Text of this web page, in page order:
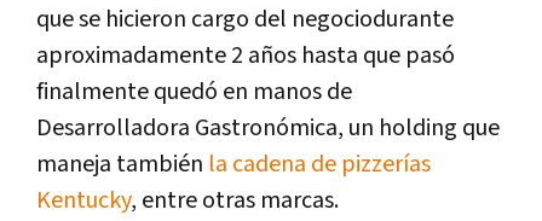
que se hicieron cargo del negociodurante
aproximadamente 2 años hasta que pasó
finalmente quedó en manos de
Desarrolladora Gastronómica, un holding que
maneja también la cadena de pizzerías
Kentucky, entre otras marcas.